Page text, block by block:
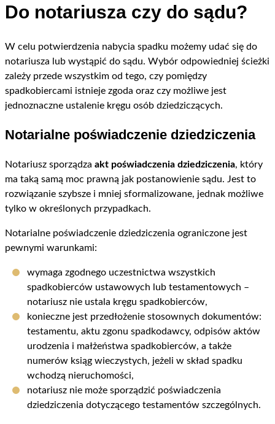
Do notariusza czy do sądu?
W celu potwierdzenia nabycia spadku możemy udać się do
notariusza lub wystąpić do sądu. Wybór odpowiedniej ścieżki
zależy przede wszystkim od tego, czy pomiędzy
spadkobiercami istnieje zgoda oraz czy możliwe jest
jednoznaczne ustalenie kręgu osób dziedziczących.
Notarialne poświadczenie dziedziczenia
Notariusz sporządza akt poświadczenia dziedziczenia, który
ma taką samą moc prawną jak postanowienie sądu. Jest to
rozwiązanie szybsze i mniej sformalizowane, jednak możliwe
tylko w określonych przypadkach.
Notarialne poświadczenie dziedziczenia ograniczone jest
pewnymi warunkami:
wymaga zgodnego uczestnictwa wszystkich
spadkobierców ustawowych lub testamentowych –
notariusz nie ustala kręgu spadkobierców,
konieczne jest przedłożenie stosownych dokumentów:
testamentu, aktu zgonu spadkodawcy, odpisów aktów
urodzenia i małżeństwa spadkobierców, a także
numerów ksiąg wieczystych, jeżeli w skład spadku
wchodzą nieruchomości,
notariusz nie może sporządzić poświadczenia
dziedziczenia dotyczącego testamentów szczególnych.